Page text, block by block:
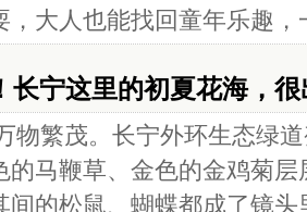
，大人也能找回童年乐趣，
长宁这里的初夏花海，很
物繁茂。长宁外环生态绿
的马鞭草、金色的金鸡菊
间的松鼠、蝴蝶都成了镜头